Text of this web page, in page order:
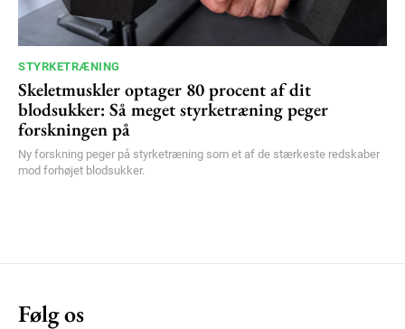
STYRKETRÆNING
Skeletmuskler optager 80 procent af dit
blodsukker: Så meget styrketræning peger
forskningen på
Ny forskning peger på styrketræning som et af de stærkeste redskaber
mod forhøjet blodsukker.
Følg os